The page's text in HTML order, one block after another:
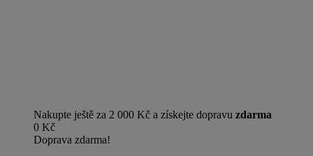
Nakupte ještě za 2 000 Kč a získejte dopravu zdarma
0 Kč
Doprava zdarma!